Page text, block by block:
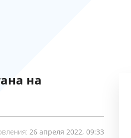
на
26 апреля 2022, 09:33